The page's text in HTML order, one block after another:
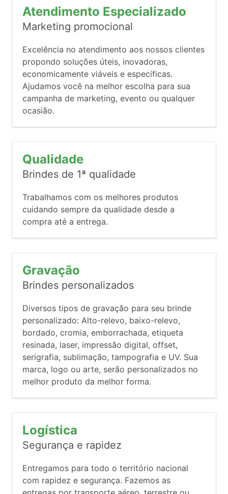
Atendimento Especializado
Marketing promocional
Excelência no atendimento aos nossos clientes
propondo soluções úteis, inovadoras,
economicamente viáveis e específicas.
Ajudamos você na melhor escolha para sua
campanha de marketing, evento ou qualquer
ocasião.
Qualidade
Brindes de 1ª qualidade
Trabalhamos com os melhores produtos
cuidando sempre da qualidade desde a
compra até a entrega.
Gravação
Brindes personalizados
Diversos tipos de gravação para seu brinde
personalizado: Alto-relevo, baixo-relevo,
bordado, cromia, emborrachada, etiqueta
resinada, laser, impressão digital, offset,
serigrafia, sublimação, tampografia e UV. Sua
marca, logo ou arte, serão personalizados no
melhor produto da melhor forma.
Logística
Segurança e rapidez
Entregamos para todo o território nacional
com rapidez e segurança. Fazemos as